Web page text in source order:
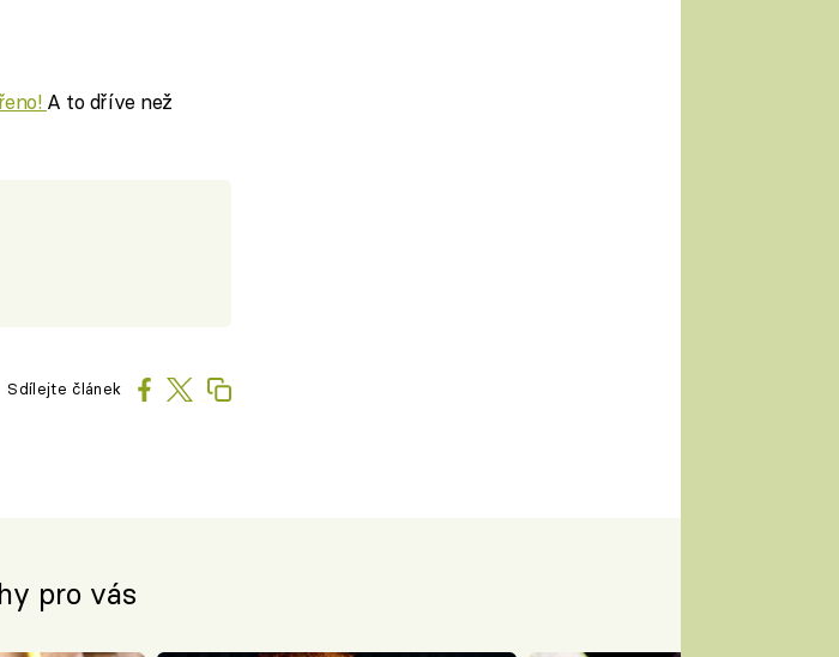
A to dříve než
Sdílejte článek
pro vás